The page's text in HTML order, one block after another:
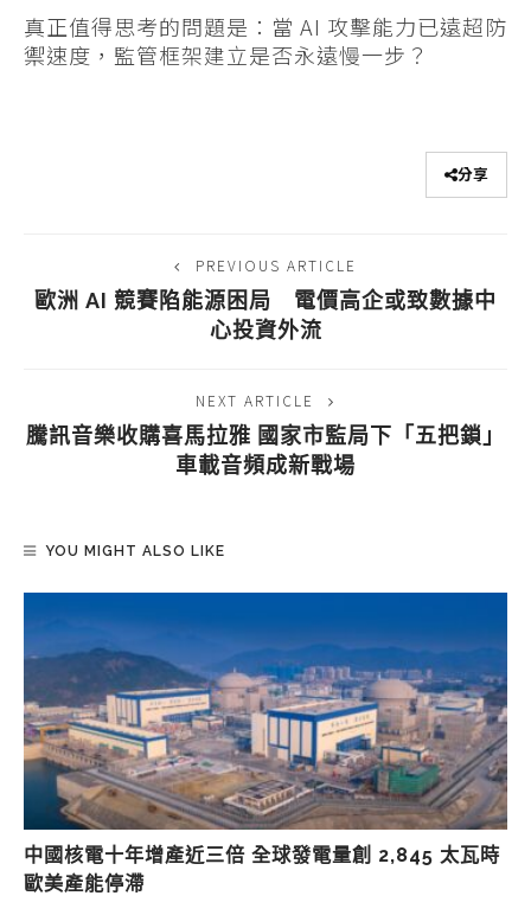
真正值得思考的問題是：當 AI 攻擊能力已遠超防
禦速度，監管框架建立是否永遠慢一步？
分享
PREVIOUS ARTICLE
歐洲 AI 競賽陷能源困局 電價高企或致數據中
心投資外流
NEXT ARTICLE
騰訊音樂收購喜馬拉雅 國家市監局下「五把鎖」
車載音頻成新戰場
YOU MIGHT ALSO LIKE
中國核電十年增產近三倍 全球發電量創 2,845 太瓦時
歐美產能停滯